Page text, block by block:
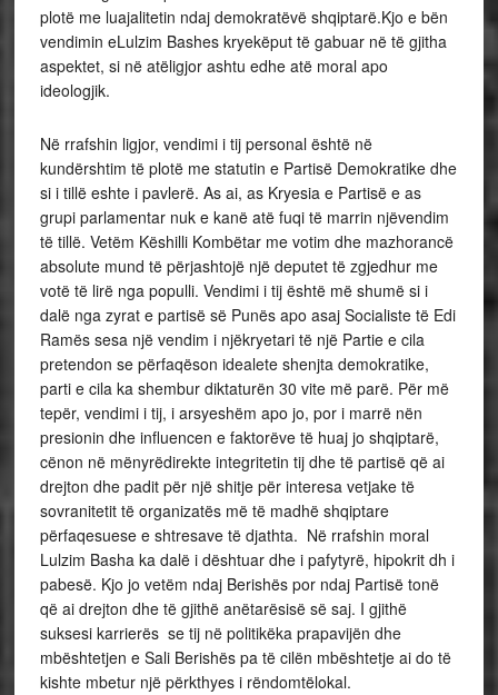
plotë me luajalitetin ndaj demokratëvë shqiptarë.Kjo e bën
vendimin eLulzim Bashes kryekëput të gabuar në të gjitha
aspektet, si në atëligjor ashtu edhe atë moral apo
ideologjik.
Në rrafshin ligjor, vendimi i tij personal është në
kundërshtim të plotë me statutin e Partisë Demokratike dhe
si i tillë eshte i pavlerë. As ai, as Kryesia e Partisë e as
grupi parlamentar nuk e kanë atë fuqi të marrin njëvendim
të tillë. Vetëm Këshilli Kombëtar me votim dhe mazhorancë
absolute mund të përjashtojë një deputet të zgjedhur me
votë të lirë nga populli. Vendimi i tij është më shumë si i
dalë nga zyrat e partisë së Punës apo asaj Socialiste të Edi
Ramës sesa një vendim i njëkryetari të një Partie e cila
pretendon se përfaqëson idealete shenjta demokratike,
parti e cila ka shembur diktaturën 30 vite më parë. Për më
tepër, vendimi i tij, i arsyeshëm apo jo, por i marrë nën
presionin dhe influencen e faktorëve të huaj jo shqiptarë,
cënon në mënyrëdirekte integritetin tij dhe të partisë që ai
drejton dhe padit për një shitje për interesa vetjake të
sovranitetit të organizatës më të madhë shqiptare
përfaqesuese e shtresave të djathta. Në rrafshin moral
Lulzim Basha ka dalë i dështuar dhe i pafytyrë, hipokrit dh i
pabesë. Kjo jo vetëm ndaj Berishës por ndaj Partisë tonë
që ai drejton dhe të gjithë anëtarësisë së saj. I gjithë
suksesi karrierës se tij në politikëka prapavijën dhe
mbështetjen e Sali Berishës pa të cilën mbështetje ai do të
kishte mbetur një përkthyes i rëndomtëlokal.